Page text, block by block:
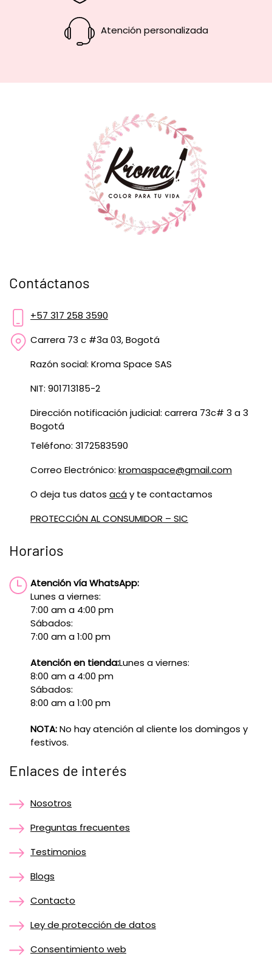
Atención personalizada
Contáctanos
+57 317 258 3590
Carrera 73 c #3a 03, Bogotá
Razón social: Kroma Space SAS
NIT: 901713185-2
Dirección notificación judicial: carrera 73c# 3 a 3
Bogotá
Teléfono: 3172583590
Correo Electrónico: kromaspace@gmail.com
O deja tus datos acáy te contactamos
PROTECCIÓN AL CONSUMIDOR – SIC
Horarios
Atención vía WhatsApp:
Lunes a viernes:
7:00 am a 4:00 pm
Sábados:
7:00 am a 1:00 pm
Atención en tienda:Lunes a viernes:
8:00 am a 4:00 pm
Sábados:
8:00 am a 1:00 pm
NOTA:No hay atención al cliente los domingos y
festivos.
Enlaces de interés
Nosotros
Preguntas frecuentes
Testimonios
Blogs
Contacto
Ley de protección de datos
Consentimiento web